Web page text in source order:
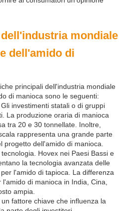
mondiale
dell'amido di
principali dell'industria mondiale
di manioca sono le seguenti:
investimenti statali o di gruppi
La produzione oraria di manioca
tra 20 e 30 tonnellate. Inoltre,
rappresenta una grande parte
progetto dell'amido di manioca.
Hovex nei Paesi Bassi e
la tecnologia avanzata delle
l'amido di tapioca. La differenza
di manioca in India, Cina,
ampia.
fattore chiave che influenza la